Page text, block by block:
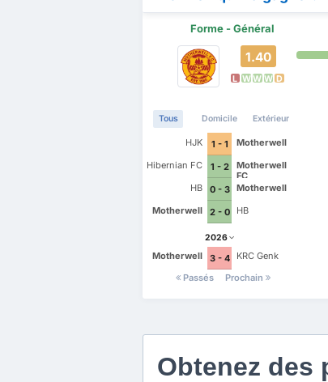
Forme - Général
1.40
L W W W D
Tous Domicile Extérieur
HJK 1 - 1
Motherwell
Hibernian FC
1 - 2
Motherwell
FC
HB
0 - 3
Motherwell
Motherwell
2 - 0 HB
2026
Motherwell 3 - 4
KRC Genk
Passés
Prochain
Obtenez des